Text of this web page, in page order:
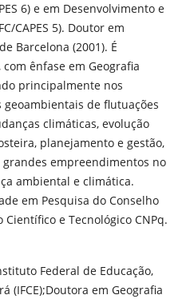
6) e em Desenvolvimento e
CAPES 5). Doutor em
Barcelona (2001). É
ênfase em Geografia
principalmente nos
de flutuações
climáticas, evolução
planejamento e gestão,
empreendimentos no
ambiental e climática.
em Pesquisa do Conselho
e Tecnológico CNPq.
Federal de Educação,
(IFCE);Doutora em Geografia